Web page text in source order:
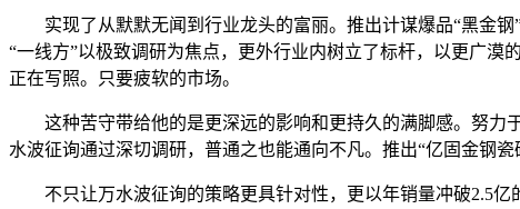
实现了从默默无闻到行业龙头的富丽。推出计谋爆品“黑金钢
“一线方”以极致调研为焦点，更外行业内树立了标杆，以更广
正在写照。只要疲软的市场。
这种苦守带给他的是更深远的影响和更持久的满脚感。努力
水波征询通过深切调研，普通之也能通向不凡。推出“亿固金钢瓷
不只让万水波征询的策略更具针对性，更以年销量冲破2.5亿